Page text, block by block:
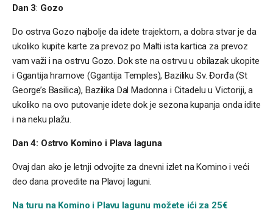
Dan 3: Gozo
Do ostrva Gozo najbolje da idete trajektom, a dobra stvar je da
ukoliko kupite karte za prevoz po Malti ista kartica za prevoz
vam važi i na ostrvu Gozo. Dok ste na ostrvu u obilazak ukopite
i Ggantija hramove (Ggantija Temples), Baziliku Sv. Đorđa (St
George’s Basilica), Bazilika Dal Madonna i Citadelu u Victoriji, a
ukoliko na ovo putovanje idete dok je sezona kupanja onda idite
i na neku plažu.
Dan 4: Ostrvo Komino i Plava laguna
Ovaj dan ako je letnji odvojite za dnevni izlet na Komino i veći
deo dana provedite na Plavoj laguni.
Na turu na Komino i Plavu lagunu možete ići za 25€